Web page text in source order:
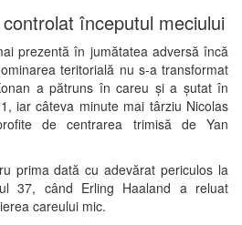
începutul meciului
prezentă în jumătatea adversă încă
teritorială nu s-a transformat
a pătruns în careu și a șutat în
iar câteva minute mai târziu Nicolas
de centrarea trimisă de Yan
prima dată cu adevărat periculos la
37, când Erling Haaland a reluat
careului mic.